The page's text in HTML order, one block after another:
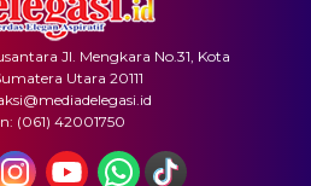
Jl. Mengkara No.31, Kota
Utara 20111
(061) 42001750